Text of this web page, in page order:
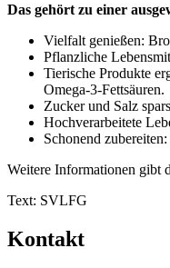
Das gehört zu einer
Vielfalt genießen:
Pflanzliche
Tierische Produkte
Omega‑3‑Fettsäuren.
Zucker und Salz
Hochverarbeitete
Schonend
Weitere Informationen gibt
Text: SVLFG
Kontakt